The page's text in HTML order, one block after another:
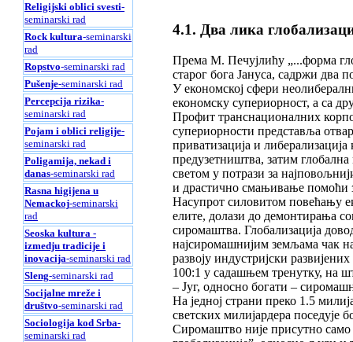
Religijski oblici svesti-
seminarski rad
Rock kultura-seminarski
rad
Ropstvo-seminarski rad
Pušenje-seminarski rad
Percepcija rizika-
seminarski rad
Pojam i oblici religije-
seminarski rad
Poligamija, nekad i
danas-seminarski rad
Rasna higijena u
Nemackoj-seminarski
rad
Seoska kultura -
izmedju tradicije i
inovacija-seminarski rad
Sleng-seminarski rad
Socijalne mreže i
društvo-seminarski rad
Sociologija kod Srba-
seminarski rad
4.1. Два лика
Према М. Печујлићу „...форма
старог бога Јануса, садржи два
У економској сфери
економску супериорност, а са
Профит транснационалних
супериорности представља
приватизација и
предузетништва, затим
светом у потрази за
и драстично смањивање помоћи
Насупрот силовитом повећању
елите, долази до демонтирања
сиромаштва. Глобализација
најсиромашнијим земљама чак
развоју индустријски
100:1 у садашњем тренутку, на
– Југ, односно богати –
На једној страни преко 1.5
светских милијардера поседује
Сиромаштво није присутно само